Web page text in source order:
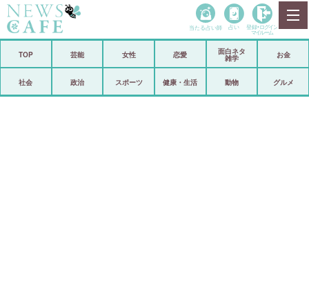
政治
当たる占い師 占い 登録• ログイン
マイルーム
TOP 芸能 女性 恋愛
面白ネタ
雑学
お金
社会 政治 スポーツ 健康・生活 動物 グルメ